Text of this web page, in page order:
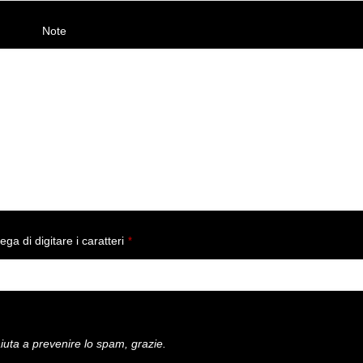
Note
di digitare i caratteri *
a prevenire lo spam, grazie.